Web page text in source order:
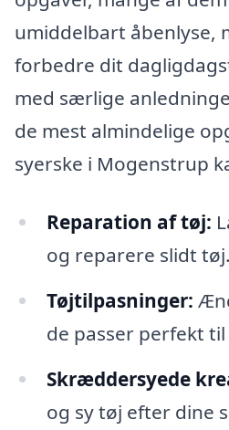
umiddelbart åbenlyse,
forbedre dit
med særlige
de mest almindelige
syerske i Mogenstrup
Reparation af tøj:
og reparere slidt tøj.
Tøjtilpasninger:
de passer perfekt
Skræddersyede
og sy tøj efter dine